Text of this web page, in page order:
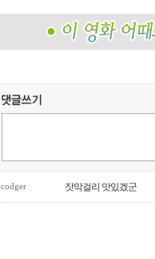
codger 잣막걸리 맛있겠군